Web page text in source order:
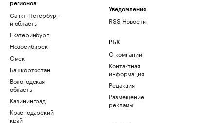
регионов
Санкт-Петербург
и область
Екатеринбург
Новосибирск
Омск
Башкортостан
Вологодская
область
Калининград
Краснодарский
край
Уведомления
RSS Новости
РБК
О компании
Контактная
информация
Редакция
Размещение
рекламы